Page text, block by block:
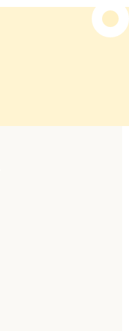
Kontakt